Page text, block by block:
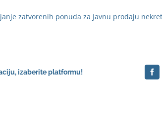
zatvorenih ponuda za Javnu prodaju
izaberite platformu!